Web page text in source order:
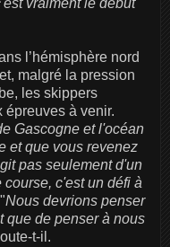
vraiment le début
l’hémisphère nord
malgré la pression
les skippers
épreuves à venir.
Gascogne et l'océan
et que vous revenez
pas seulement d'un
c'est un défi à
Nous devrions penser
que de penser à nous
t-il.